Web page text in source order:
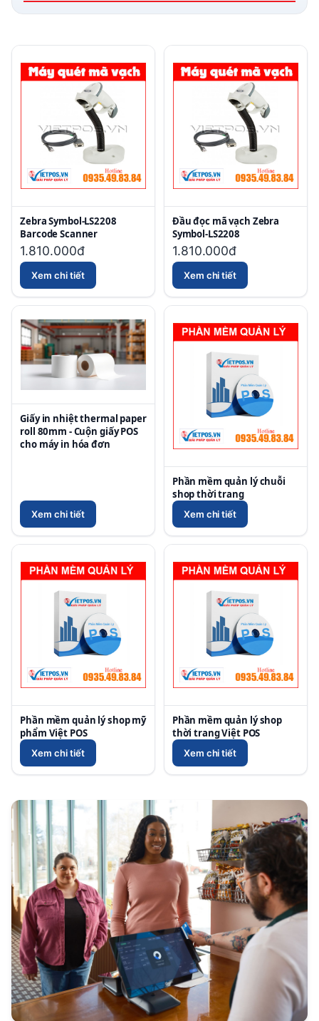
Zebra Symbol-LS2208
Barcode Scanner
1.810.000đ
Xem chi tiết
Đầu đọc mã vạch Zebra
Symbol-LS2208
1.810.000đ
Xem chi tiết
Giấy in nhiệt thermal paper
roll 80mm - Cuộn giấy POS
cho máy in hóa đơn
Xem chi tiết
Phần mềm quản lý chuỗi
shop thời trang
Xem chi tiết
Phần mềm quản lý shop mỹ
phẩm Việt POS
Xem chi tiết
Phần mềm quản lý shop
thời trang Việt POS
Xem chi tiết